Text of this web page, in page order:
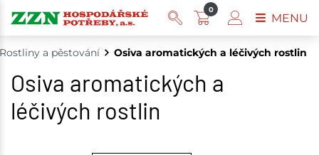
a pěstování Osiva aromatických a léčivých rostlin
Osiva aromatických a
léčivých rostlin
0
MENU